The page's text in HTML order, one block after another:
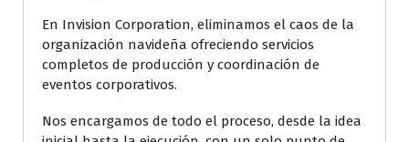
En Invision Corporation, eliminamos el caos de la
organización navideña ofreciendo servicios
completos de producción y coordinación de
eventos corporativos.
Nos encargamos de todo el proceso, desde la idea